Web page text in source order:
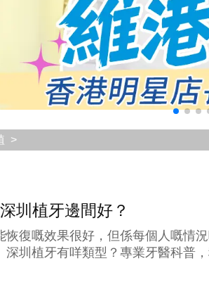
>
圳植牙邊間好？
恢復嘅效果很好，但係每個人嘅情
深圳植牙有咩類型？專業牙醫科普